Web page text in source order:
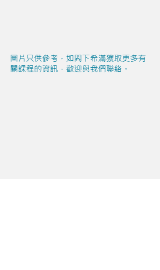
圖片只供參考，如閣下希滿獲取更多有
關課程的資訊，歡迎與我們聯絡。